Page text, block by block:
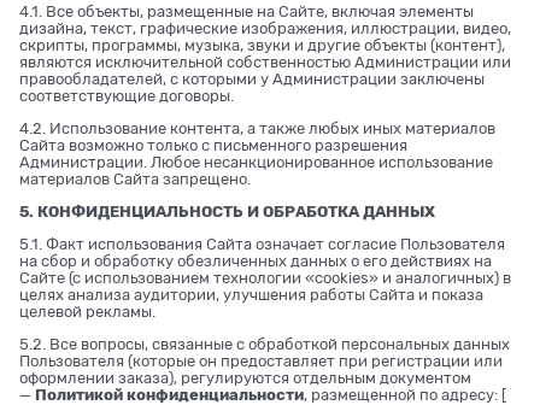
4.1. Все объекты, размещенные на Сайте, включая элементы
дизайна, текст, графические изображения, иллюстрации, видео,
скрипты, программы, музыка, звуки и другие объекты (контент),
являются исключительной собственностью Администрации или
правообладателей, с которыми у Администрации заключены
соответствующие договоры.
4.2. Использование контента, а также любых иных материалов
Сайта возможно только с письменного разрешения
Администрации. Любое несанкционированное использование
материалов Сайта запрещено.
5. КОНФИДЕНЦИАЛЬНОСТЬ И ОБРАБОТКА ДАННЫХ
5.1. Факт использования Сайта означает согласие Пользователя
на сбор и обработку обезличенных данных о его действиях на
Сайте (с использованием технологии «cookies» и аналогичных) в
целях анализа аудитории, улучшения работы Сайта и показа
целевой рекламы.
5.2. Все вопросы, связанные с обработкой персональных данных
Пользователя (которые он предоставляет при регистрации или
оформлении заказа), регулируются отдельным документом
— Политикой конфиденциальности, размещенной по адресу: [